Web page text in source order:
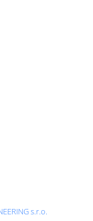
s.r.o.